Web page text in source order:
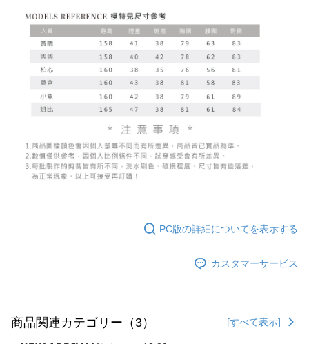
PC版の詳細についてを表示する
カスタマーサービス
商品関連カテゴリー（3） [すべて表示]